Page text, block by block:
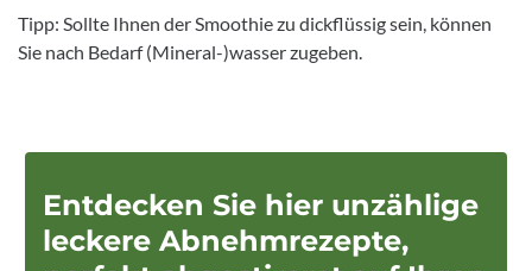
Tipp: Sollte Ihnen der Smoothie zu dickflüssig sein, können
Sie nach Bedarf (Mineral-)wasser zugeben.
Entdecken Sie hier unzählige
leckere Abnehmrezepte,